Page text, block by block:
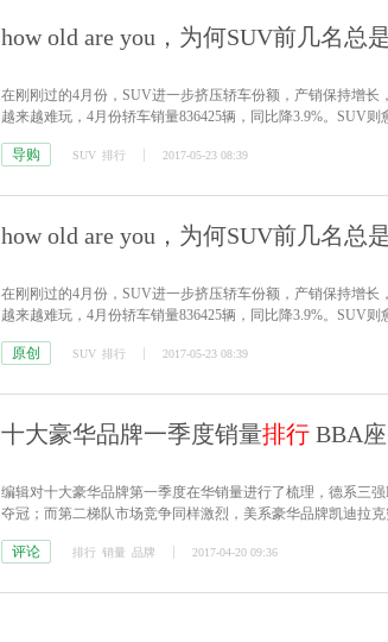
how old are you，为何SUV前几名总
在刚刚过的4月份，SUV进一步挤压轿车份额，产销保持增
越来越难玩，4月份轿车销量836425辆，同比降3.9%。SUV则
导购 SUV 排行 2017-05-23 08:39
how old are you，为何SUV前几名总
在刚刚过的4月份，SUV进一步挤压轿车份额，产销保持增
越来越难玩，4月份轿车销量836425辆，同比降3.9%。SUV则
原创 SUV 排行 2017-05-23 08:39
十大豪华品牌一季度销量排行 BBA
编辑对十大豪华品牌第一季度在华销量进行了梳理，德系三
夺冠；而第二梯队市场竞争同样激烈，美系豪华品牌凯迪拉
评论
排行 销量 品牌 2017-04-20 09:36